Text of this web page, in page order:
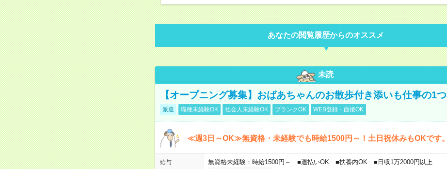
あなたの閲覧履歴からのオススメ
未読
【オープニング募集】おばあちゃんのお散歩付き添いも仕事の1つ
派遣 職種未経験OK 社会人未経験OK ブランクOK WEB登録・面接OK
≪週3日～OK≫無資格・未経験でも時給1500円～！土日祝休みもOKです。
給与 無資格未経験：時給1500円～ ■週払いOK ■扶養内OK ■日収1万2000円以上